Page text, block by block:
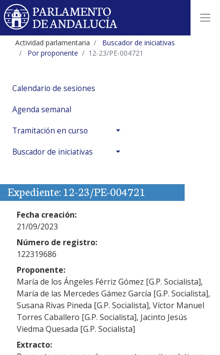
Actividad parlamentaria
Buscador de iniciativas
Por proponente
12-23/PE-004721
Calendario de sesiones
Agenda semanal
Tramitación en curso
Buscador de iniciativas
Expediente: 12-23/PE-004721
Fecha creación:
21/09/2023
Número de registro:
122319686
Proponente:
María de los Ángeles Férriz Gómez [G.P. Socialista],
María de las Mercedes Gámez García [G.P. Socialista],
Susana Rivas Pineda [G.P. Socialista], Víctor Manuel
Torres Caballero [G.P. Socialista], Jacinto Jesús
Viedma Quesada [G.P. Socialista]
Extracto: